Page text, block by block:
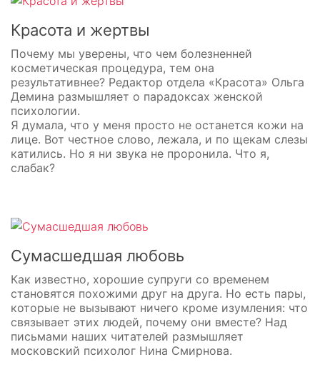
Красота и жертвы
Почему мы уверены, что чем болезненней
косметическая процедура, тем она
результативнее? Редактор отдела «Красота» Ольга
Демина размышляет о парадоксах женской
психологии.
Я думала, что у меня просто не останется кожи на
лице. Вот честное слово, лежала, и по щекам слезы
катились. Но я ни звука не проронила. Что я,
слабак?
Сумасшедшая любовь
Как известно, хорошие супруги со временем
становятся похожими друг на друга. Но есть пары,
которые не вызывают ничего кроме изумления: что
связывает этих людей, почему они вместе? Над
письмами наших читателей размышляет
московский психолог Нина Смирнова.